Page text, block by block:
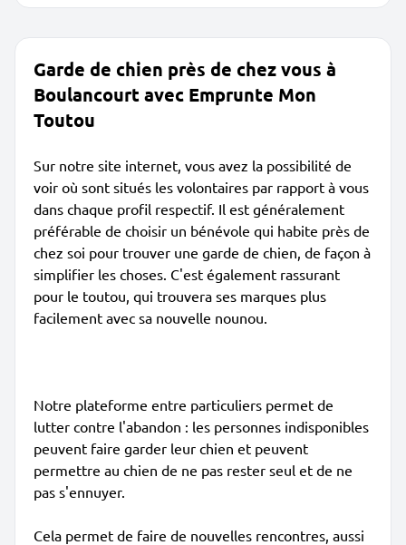
Garde de chien près de chez vous à
Boulancourt avec Emprunte Mon
Toutou
Sur notre site internet, vous avez la possibilité de
voir où sont situés les volontaires par rapport à vous
dans chaque profil respectif. Il est généralement
préférable de choisir un bénévole qui habite près de
chez soi pour trouver une garde de chien, de façon à
simplifier les choses. C'est également rassurant
pour le toutou, qui trouvera ses marques plus
facilement avec sa nouvelle nounou.
Notre plateforme entre particuliers permet de
lutter contre l'abandon : les personnes indisponibles
peuvent faire garder leur chien et peuvent
permettre au chien de ne pas rester seul et de ne
pas s'ennuyer.
Cela permet de faire de nouvelles rencontres, aussi